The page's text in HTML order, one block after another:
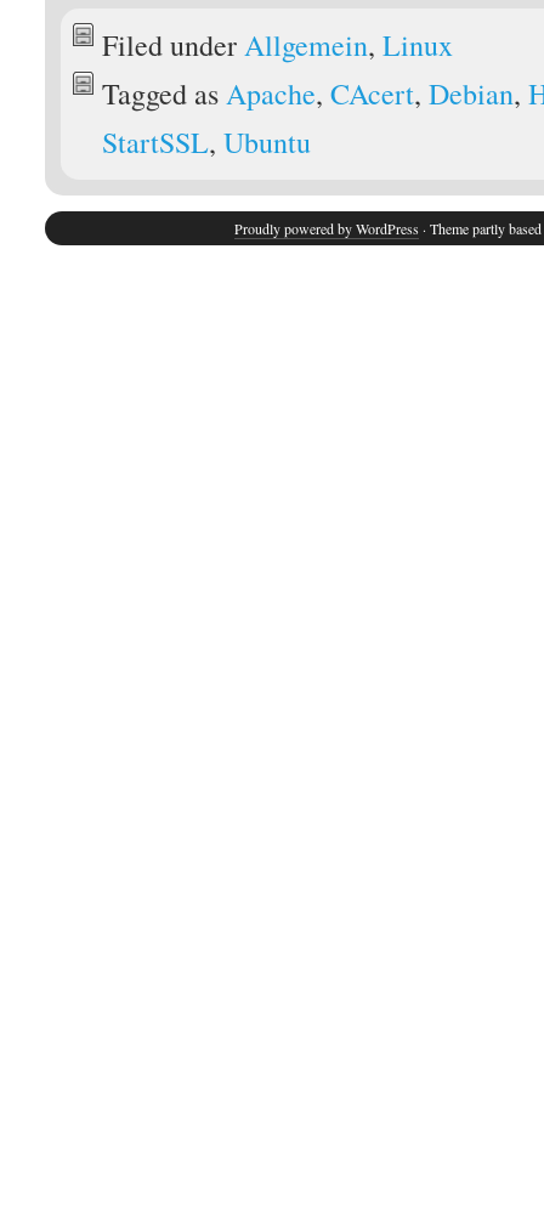
Filed underAllgemein,Linux
Tagged asApache,CAcert,Debian,
StartSSL,Ubuntu
Proudly powered by WordPress · Theme partly